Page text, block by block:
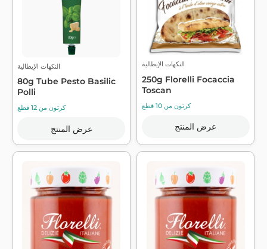
النكهات الإيطالية
80g Tube Pesto Basilic
Polli
كرتون من 12 قطع
عرض المنتج
النكهات الإيطالية
250g Florelli Focaccia
Toscan
كرتون من 10 قطع
عرض المنتج